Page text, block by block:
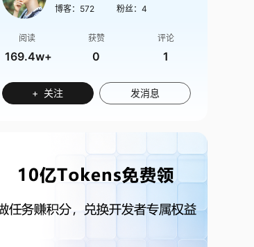
博客： 572 粉丝： 4
阅读
169.4w+
获赞
0
评论
1
+ 关注 发消息